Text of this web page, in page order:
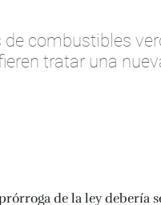
combustibles
tratar una